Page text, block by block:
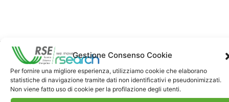
Gestione Consenso Cookie
Per fornire una migliore esperienza, utilizziamo cookie che elaborano
statistiche di navigazione tramite dati non identificativi e pseudonimizzati.
Non viene fatto uso di cookie per la profilazione degli utenti.
Contatti